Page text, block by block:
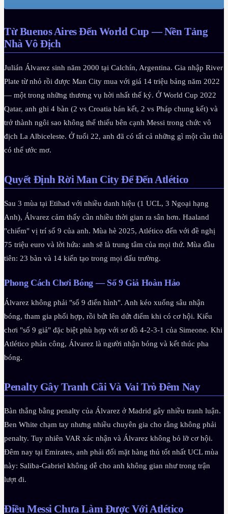
Từ Buenos Aires Đến World Cup — Nền Tảng
Nhà Vô Địch
Julián Álvarez sinh năm 2000 tại Calchín, Argentina. Gia nhập River
Plate từ nhỏ rồi được Man City mua với giá 14 triệu bảng năm 2022
— một trong những thương vụ hời nhất thế kỷ. Ở World Cup 2022
Qatar, anh ghi 4 bàn (2 vs Croatia bán kết, 2 vs Pháp chung kết) và
trở thành ngôi sao không thể thiếu bên cạnh Messi trong chức vô
địch La Albiceleste. Ở tuổi 22, anh đã có tất cả những gì một cầu thủ
có thể ước mơ.
Quyết Định Rời Man City Để Đến Atlético
Sau 3 mùa tại Etihad với nhiều danh hiệu (1 UCL, 3 Ngoại hạng
Anh), Álvarez cảm thấy cần nhiều thời gian ra sân hơn. Haaland
"chiếm" vị trí số 9 của anh. Mùa hè 2025, Atlético đến với đề nghị
75 triệu euro và lời hứa: anh sẽ là trung tâm của mọi thứ. Mùa đầu
tiên: 23 bàn và 14 kiến tạo trong mọi đấu trường.
Phong Cách Chơi Bóng — Số 9 Giả Hoàn Hảo
Álvarez không phải "số 9 điển hình". Anh kéo xuống sâu nhận
bóng, tham gia phối hợp, rồi bứt lên dứt điểm khi có cơ hội. Kiểu
chơi "số 9 giả" đặc biệt phù hợp với sơ đồ 4-2-3-1 của Simeone. Khi
Atlético phản công, Álvarez là người nhận bóng và kết thúc pha
bóng.
Penalty Gây Tranh Cãi Và Vai Trò Đêm Nay
Bàn thắng bằng penalty của Álvarez ở Madrid gây nhiều tranh luận.
Ben White chạm tay nhưng nhiều chuyên gia cho rằng không phải
penalty. Tuy nhiên VAR xác nhận và Álvarez không bỏ lỡ cơ hội.
Đêm nay tại Emirates, anh phải đối mặt hàng thủ tốt nhất UCL mùa
này: Saliba-Gabriel không dễ cho anh không gian như trong trận
lượt đi.
Điều Messi Chưa Làm Được Với Atlético